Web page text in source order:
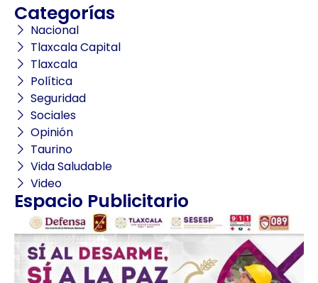
Categorías
Nacional
Tlaxcala Capital
Tlaxcala
Política
Seguridad
Sociales
Opinión
Taurino
Vida Saludable
Video
Espacio Publicitario